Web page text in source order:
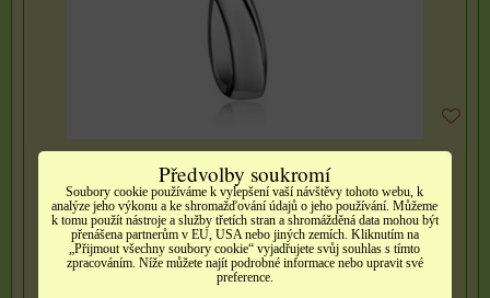
255 Kč
Dostupnost:Skladem
DO KOŠÍKU
Předvolby soukromí
Soubory cookie používáme k vylepšení vaší návštěvy tohoto webu, k
analýze jeho výkonu a ke shromažďování údajů o jeho používání. Můžeme
k tomu použít nástroje a služby třetích stran a shromážděná data mohou být
přenášena partnerům v EU, USA nebo jiných zemích. Kliknutím na
„Přijmout všechny soubory cookie“ vyjadřujete svůj souhlas s tímto
zpracováním. Níže můžete najít podrobné informace nebo upravit své
preference.